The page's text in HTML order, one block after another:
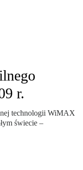
r.
technologii WiMAX
świecie –